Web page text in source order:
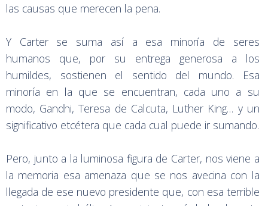
las causas que merecen la pena.
Y Carter se suma así a esa minoría de seres
humanos que, por su entrega generosa a los
humildes, sostienen el sentido del mundo. Esa
minoría en la que se encuentran, cada uno a su
modo, Gandhi, Teresa de Calcuta, Luther King… y un
significativo etcétera que cada cual puede ir sumando.
Pero, junto a la luminosa figura de Carter, nos viene a
la memoria esa amenaza que se nos avecina con la
llegada de ese nuevo presidente que, con esa terrible